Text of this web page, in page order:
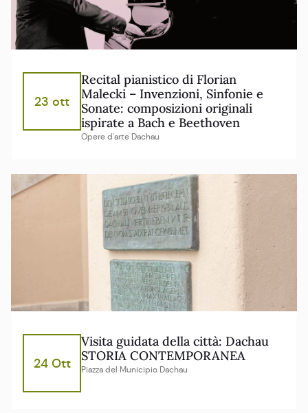
23 ott
Recital pianistico di Florian
Malecki – Invenzioni, Sinfonie e
Sonate: composizioni originali
ispirate a Bach e Beethoven
Opere d'arte Dachau
24 Ott
Visita guidata della città: Dachau
STORIA CONTEMPORANEA
Piazza del Municipio Dachau